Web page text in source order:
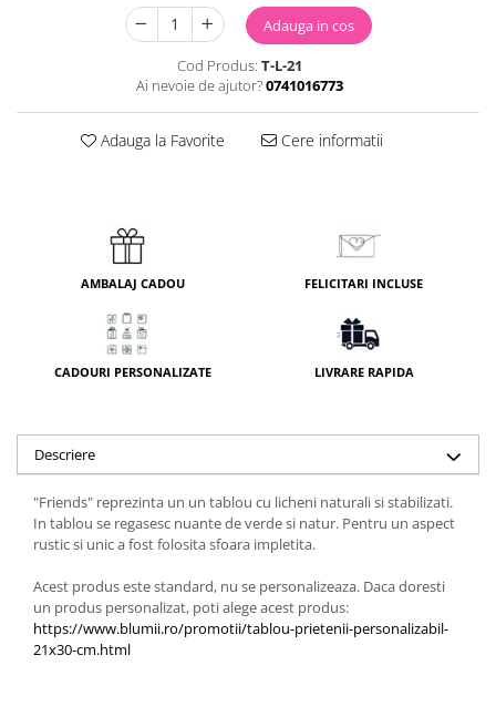
Adauga in cos
Cod Produs: T-L-21
Ai nevoie de ajutor?0741016773
Adauga la Favorite Cere informatii
AMBALAJ CADOU FELICITARI INCLUSE
CADOURI PERSONALIZATE LIVRARE RAPIDA
Descriere
"Friends" reprezinta un un tablou cu licheni naturali si stabilizati.
In tablou se regasesc nuante de verde si natur. Pentru un aspect
rustic si unic a fost folosita sfoara impletita.
Acest produs este standard, nu se personalizeaza. Daca doresti
un produs personalizat, poti alege acest produs: ​
https://www.blumii.ro/promotii/tablou-prietenii-personalizabil-
21x30-cm.html